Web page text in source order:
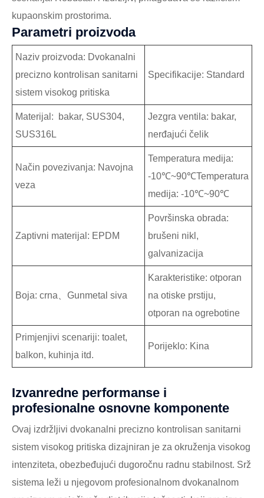
kupaonskim prostorima.
Parametri proizvoda
Naziv proizvoda: Dvokanalni
precizno kontrolisan sanitarni
sistem visokog pritiska
Specifikacije: Standard
Materijal: bakar, SUS304,
SUS316L
Jezgra ventila: bakar,
nerđajući čelik
Način povezivanja: Navojna
veza
Temperatura medija:
-10℃~90℃Temperatura
medija: -10℃~90℃
Zaptivni materijal: EPDM
Površinska obrada:
brušeni nikl,
galvanizacija
Boja: crna、Gunmetal siva
Karakteristike: otporan
na otiske prstiju,
otporan na ogrebotine
Primjenjivi scenariji: toalet,
balkon, kuhinja itd.
Porijeklo: Kina
Izvanredne performanse i
profesionalne osnovne komponente
Ovaj izdržljivi dvokanalni precizno kontrolisan sanitarni
sistem visokog pritiska dizajniran je za okruženja visokog
intenziteta, obezbeđujući dugoročnu radnu stabilnost. Srž
sistema leži u njegovom profesionalnom dvokanalnom